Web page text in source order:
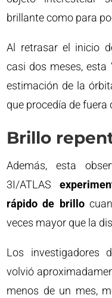
brillante como para
Al retrasar el inicio
casi dos meses, esta
estimación de la
que procedía de fuera
Brillo
Además, esta
3I/ATLAS
rápido de brillo
veces mayor que la
Los investigadores
volvió
menos de un mes,